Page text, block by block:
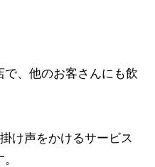
、他のお客さんにも飲
け声をかけるサービス